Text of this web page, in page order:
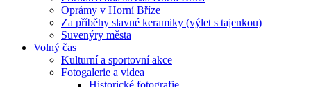
Oprámy v Horní Bříze
Za příběhy slavné keramiky (výlet s tajenkou)
Suvenýry města
Volný čas
Kulturní a sportovní akce
Fotogalerie a videa
Historické fotografie